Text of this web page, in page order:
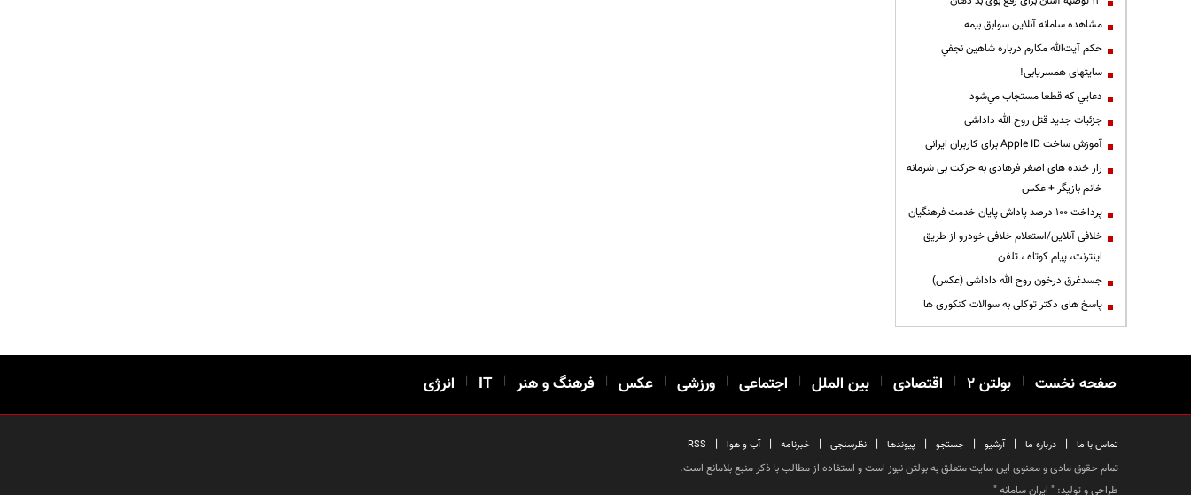
مشاهده سامانه آنلاين سوابق بیمه
حكم آيت‌الله مكارم درباره شاهين نجفي
سایتهای همسریابی!
دعايي كه قطعا مستجاب مي‌شود
جزئیات جدید قتل روح الله داداشی
آموزش ساخت Apple ID برای کاربران ایرانی
راز خنده های اصغر فرهادی به حرکت بی شرمانه
خانم بازیگر + عکس
پرداخت ۱۰۰ درصد پاداش پایان خدمت فرهنگیان
خلافی آنلاین/استعلام خلافی خودرو از طریق
اینترنت، پیام کوتاه ، تلفن
جسدغرق درخون روح الله داداشی (عکس)
پاسخ های دکتر توکلی به سوالات کنکوری ها
صفحه نخست | بولتن ۲ | اقتصادی | بین الملل | اجتماعی | ورزشی | عکس | فرهنگ و هنر |
IT
| انرژی
تماس با ما | درباره ما | آرشیو | جستجو | پیوندها | نظرسنجی | خبرنامه | آب و هوا |
RSS
تمام حقوق مادی و معنوی این سایت متعلق به بولتن نیوز است و استفاده از مطالب با ذکر منبع بلامانع است.
طراحی و تولید: " ایران سامانه"